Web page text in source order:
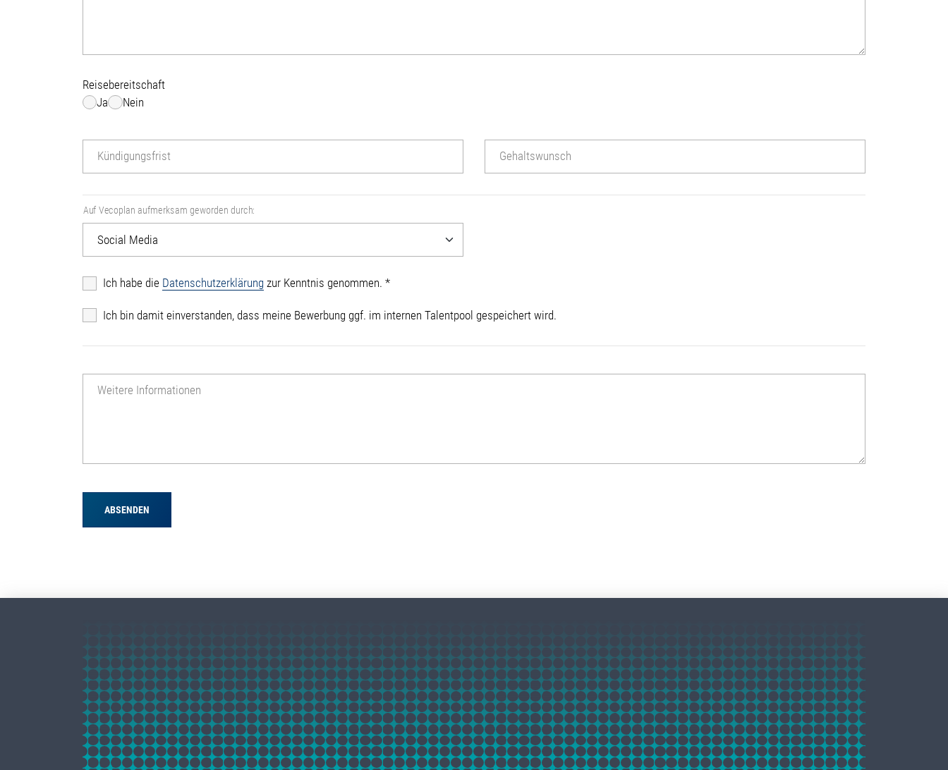
Reisebereitschaft
Ja
Nein
Kündigungsfrist Gehaltswunsch
Auf Vecoplan aufmerksam geworden durch:
Ich habe die Datenschutzerklärung zur Kenntnis genommen. *
Ich bin damit einverstanden, dass meine Bewerbung ggf. im internen Talentpool gespeichert wird.
Weitere Informationen